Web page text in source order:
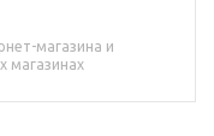
магазина и
магазинах